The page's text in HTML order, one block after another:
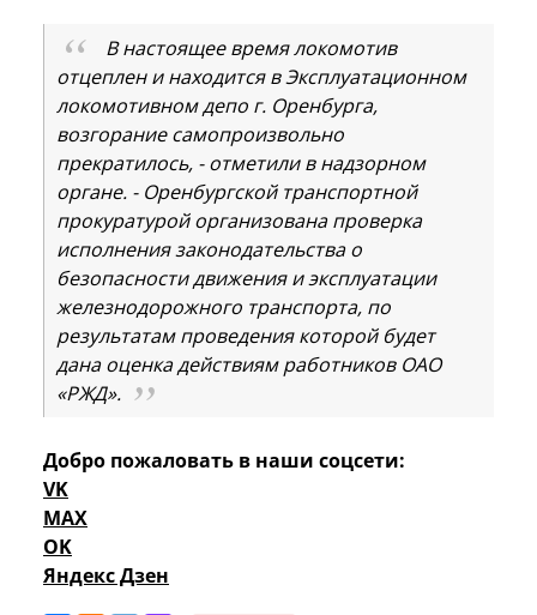
В настоящее время локомотив
отцеплен и находится в Эксплуатационном
локомотивном депо г. Оренбурга,
возгорание самопроизвольно
прекратилось, - отметили в надзорном
органе. - Оренбургской транспортной
прокуратурой организована проверка
исполнения законодательства о
безопасности движения и эксплуатации
железнодорожного транспорта, по
результатам проведения которой будет
дана оценка действиям работников ОАО
«РЖД».
Добро пожаловать в наши соцсети:
VK
MAX
OK
Яндекс Дзен